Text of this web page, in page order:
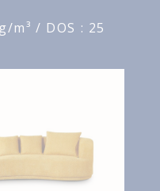
m³ / DOS : 25